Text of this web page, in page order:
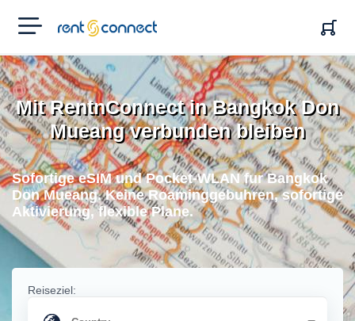
RENT'N
CONNECT
Mit RentnConnect in Bangkok Don
Mueang verbunden bleiben
Sofortige eSIM und Pocket-WLAN fur Bangkok
Don Mueang. Keine Roaminggebuhren, sofortige
Aktivierung, flexible Plane.
Reiseziel: